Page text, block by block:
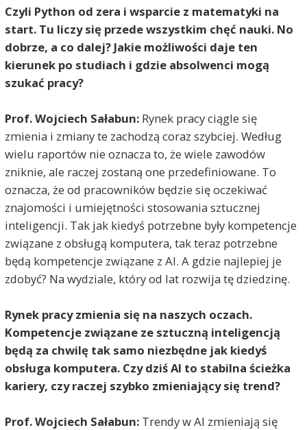
Czyli Python od zera i wsparcie z matematyki na
start. Tu liczy się przede wszystkim chęć nauki. No
dobrze, a co dalej? Jakie możliwości daje ten
kierunek po studiach i gdzie absolwenci mogą
szukać pracy?
Prof. Wojciech Sałabun:Rynek pracy ciągle się
zmienia i zmiany te zachodzą coraz szybciej. Według
wielu raportów nie oznacza to, że wiele zawodów
zniknie, ale raczej zostaną one przedefiniowane. To
oznacza, że od pracowników będzie się oczekiwać
znajomości i umiejętności stosowania sztucznej
inteligencji. Tak jak kiedyś potrzebne były kompetencje
związane z obsługą komputera, tak teraz potrzebne
będą kompetencje związane z AI. A gdzie najlepiej je
zdobyć? Na wydziale, który od lat rozwija tę dziedzinę.
Rynek pracy zmienia się na naszych oczach.
Kompetencje związane ze sztuczną inteligencją
będą za chwilę tak samo niezbędne jak kiedyś
obsługa komputera. Czy dziś AI to stabilna ścieżka
kariery, czy raczej szybko zmieniający się trend?
Prof. Wojciech Sałabun:Trendy w AI zmieniają się